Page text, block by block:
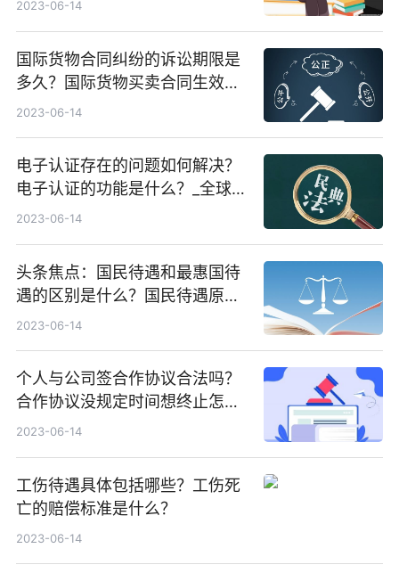
2023-06-14
国际货物合同纠纷的诉讼期限是
多久？国际货物买卖合同生效的
要件是什么？|每日热闻
2023-06-14
电子认证存在的问题如何解决？
电子认证的功能是什么？_全球关
注
2023-06-14
头条焦点：国民待遇和最惠国待
遇的区别是什么？国民待遇原则
内容是什么？
2023-06-14
个人与公司签合作协议合法吗？
合作协议没规定时间想终止怎么
办？
2023-06-14
工伤待遇具体包括哪些？工伤死
亡的赔偿标准是什么？
2023-06-14